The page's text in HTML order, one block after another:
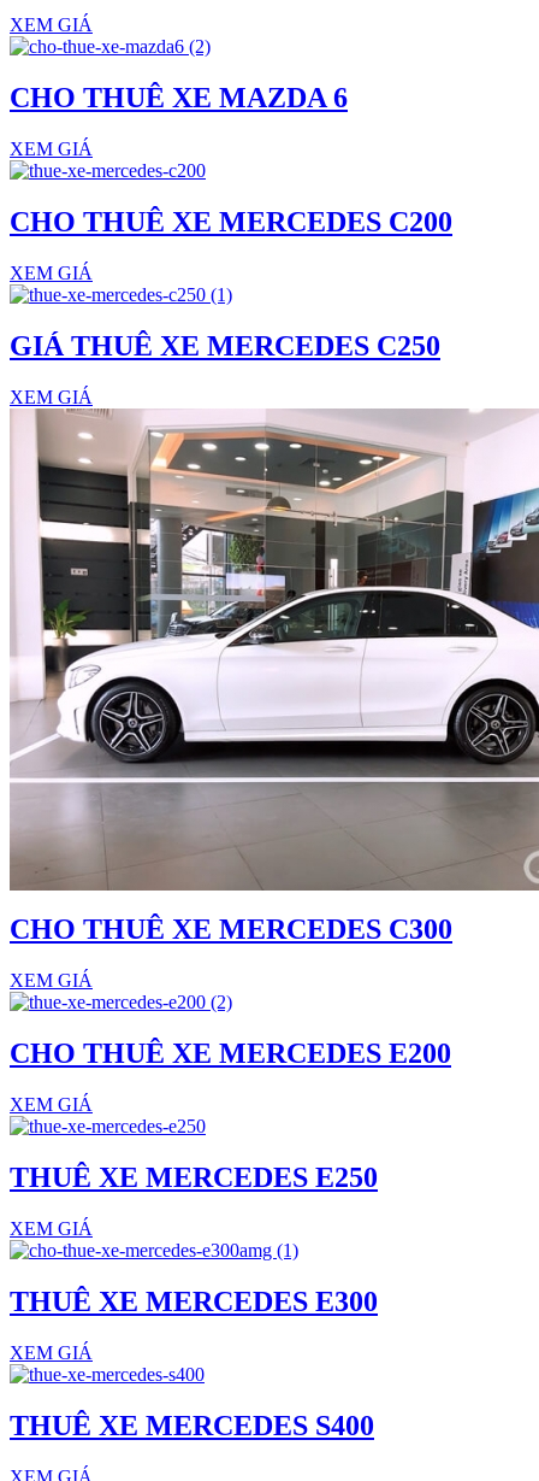
XEM GIÁ
CHO THUÊ XE MAZDA 6
XEM GIÁ
CHO THUÊ XE MERCEDES C200
XEM GIÁ
GIÁ THUÊ XE MERCEDES C250
XEM GIÁ
CHO THUÊ XE MERCEDES C300
XEM GIÁ
CHO THUÊ XE MERCEDES E200
XEM GIÁ
THUÊ XE MERCEDES E250
XEM GIÁ
THUÊ XE MERCEDES E300
XEM GIÁ
THUÊ XE MERCEDES S400
XEM GIÁ